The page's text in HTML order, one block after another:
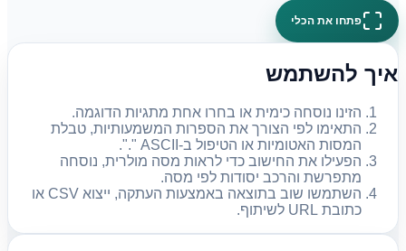
פתחו את הכלי
איך להשתמש
הזינו נוסחה כימית או בחרו אחת מתגיות הדוגמה.
התאימו לפי הצורך את הספרות המשמעותיות, טבלת
המסות האטומיות או הטיפול ב-ASCII ".".
הפעילו את החישוב כדי לראות מסה מולרית, נוסחה
מתפרשת והרכב יסודות לפי מסה.
השתמשו שוב בתוצאה באמצעות העתקה, ייצוא CSV או
כתובת URL לשיתוף.